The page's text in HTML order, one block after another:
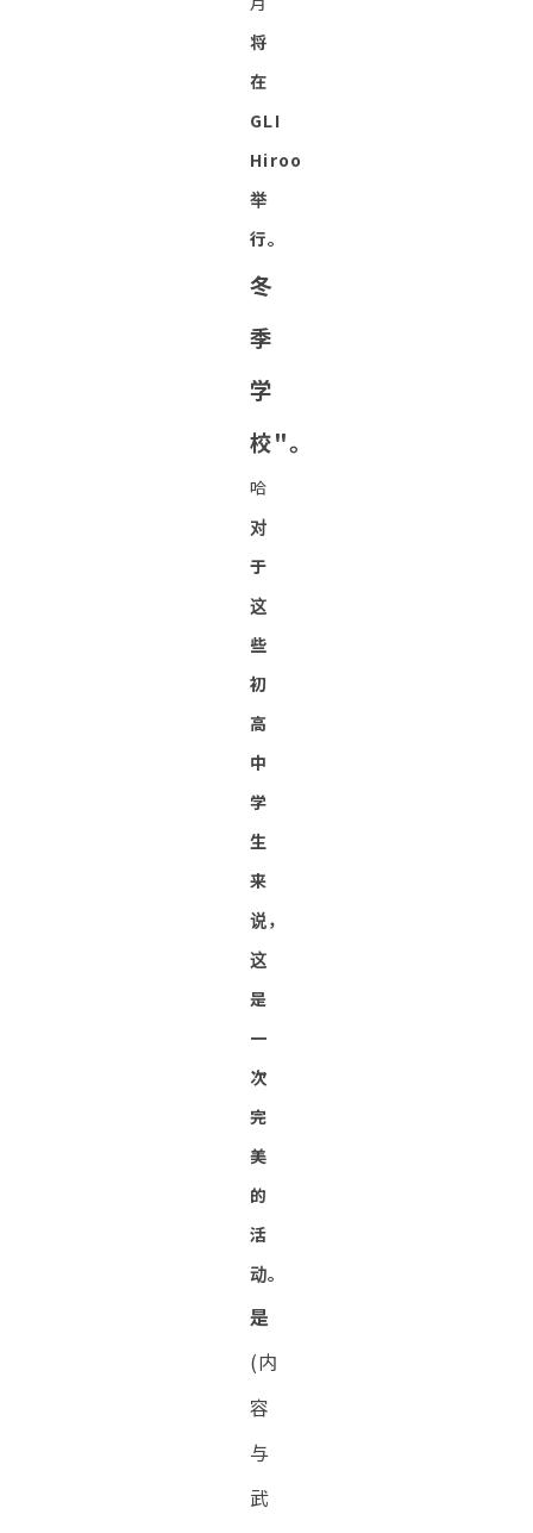
将
在
GLI
Hiroo
举
行。
冬
季
学
校"。
哈
对
于
这
些
初
高
中
学
生
来
说，
这
是
一
次
完
美
的
活
动。
是
(内
容
与
武